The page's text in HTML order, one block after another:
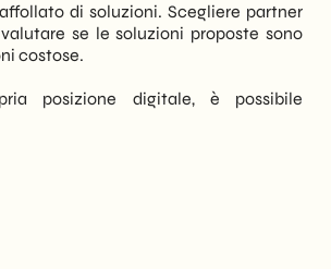
di soluzioni. Scegliere partner
se le soluzioni proposte sono
costose.
posizione digitale, è possibile